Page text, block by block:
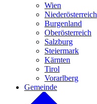
Wien
Niederösterreich
Burgenland
Oberösterreich
Salzburg
Steiermark
Kärnten
Tirol
Vorarlberg
Gemeinde